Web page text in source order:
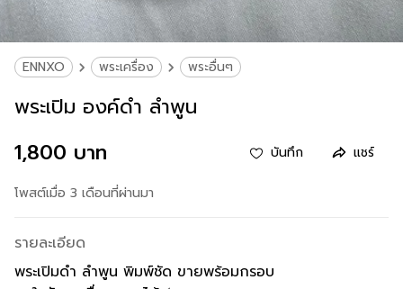
ENNXO พระเครื่อง พระอื่นๆ
พระเปิม องค์ดำ ลำพูน
1,800 บาท
บันทึก แชร์
โพสต์เมื่อ 3 เดือนที่ผ่านมา
รายละเอียด
พระเปิมดำ ลำพูน พิมพ์ชัด ขายพร้อมกรอบ